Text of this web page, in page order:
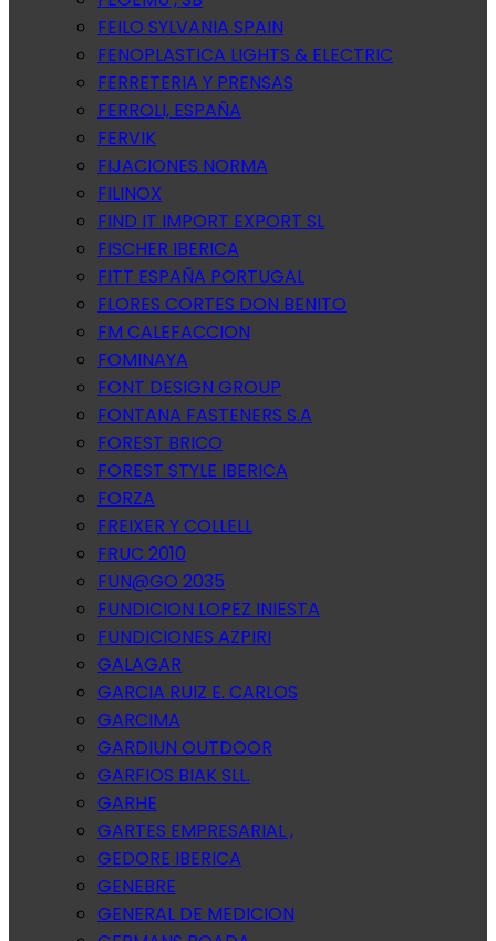
FEILO SYLVANIA SPAIN
FENOPLASTICA LIGHTS & ELECTRIC
FERRETERIA Y PRENSAS
FERROLI, ESPAÑA
FERVIK
FIJACIONES NORMA
FILINOX
FIND IT IMPORT EXPORT SL
FISCHER IBERICA
FITT ESPAÑA PORTUGAL
FLORES CORTES DON BENITO
FM CALEFACCION
FOMINAYA
FONT DESIGN GROUP
FONTANA FASTENERS S.A
FOREST BRICO
FOREST STYLE IBERICA
FORZA
FREIXER Y COLLELL
FRUC 2010
FUN@GO 2035
FUNDICION LOPEZ INIESTA
FUNDICIONES AZPIRI
GALAGAR
GARCIA RUIZ E. CARLOS
GARCIMA
GARDIUN OUTDOOR
GARFIOS BIAK SLL.
GARHE
GARTES EMPRESARIAL ,
GEDORE IBERICA
GENEBRE
GENERAL DE MEDICION